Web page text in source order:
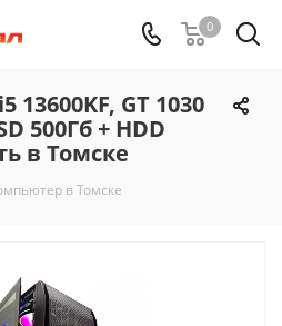
0
GT 1030
500Гб + HDD
в Томске
в Томске